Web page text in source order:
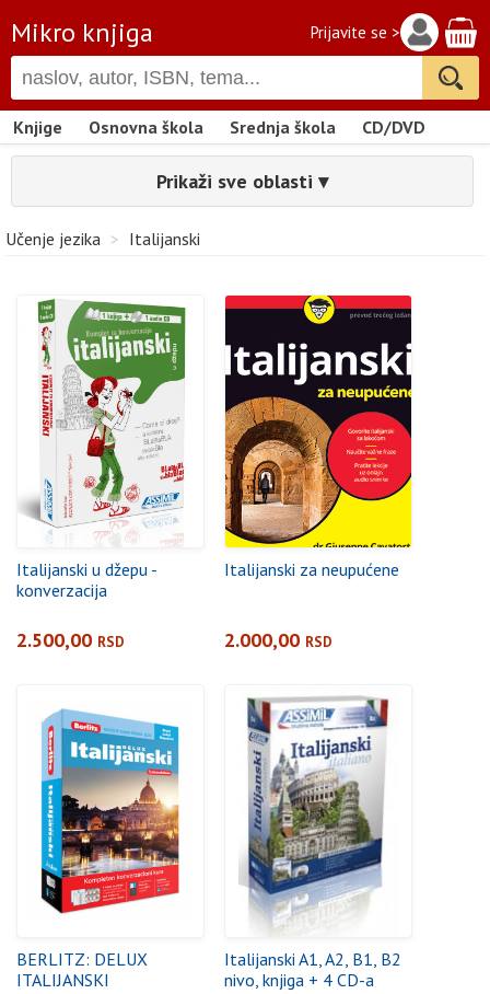
Mikro knjiga Prijavite se >
Knjige Osnovna škola Srednja škola CD/DVD
Prikaži sve oblasti ▾
Učenje jezika > Italijanski
Italijanski u džepu -
konverzacija
2.500,00 RSD
Italijanski za neupućene
2.000,00 RSD
BERLITZ: DELUX
ITALIJANSKI
Italijanski A1, A2, B1, B2
nivo, knjiga + 4 CD-a